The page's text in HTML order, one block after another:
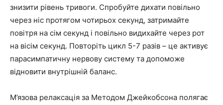
знизити рівень тривоги. Спробуйте дихати повільно
через ніс протягом чотирьох секунд, затримайте
повітря на сім секунд і повільно видихайте через рот
на вісім секунд. Повторіть цикл 5-7 разів – це активує
парасимпатичну нервову систему та допоможе
відновити внутрішній баланс.
М’язова релаксація за Методом Джейкобсона полягає